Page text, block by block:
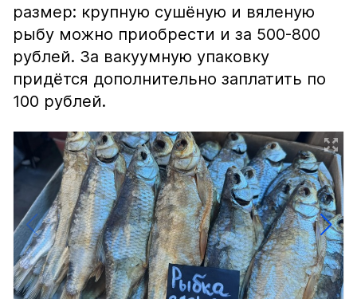
размер: крупную сушёную и вяленую
рыбу можно приобрести и за 500-800
рублей. За вакуумную упаковку
придётся дополнительно заплатить по
100 рублей.